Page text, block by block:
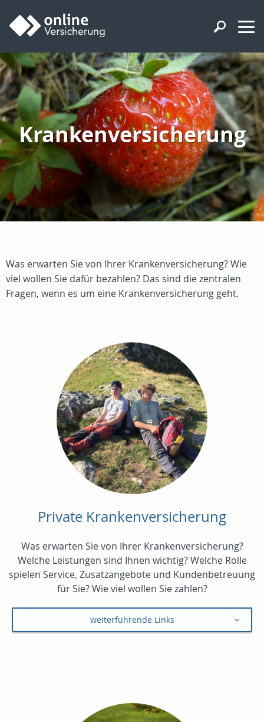
Krankenversicherung
Was erwarten Sie von Ihrer Krankenversicherung? Wie
viel wollen Sie dafür bezahlen? Das sind die zentralen
Fragen, wenn es um eine Krankenversicherung geht.
Private Krankenversicherung
Was erwarten Sie von Ihrer Krankenversicherung?
Welche Leistungen sind Ihnen wichtig? Welche Rolle
spielen Service, Zusatzangebote und Kundenbetreuung
für Sie? Wie viel wollen Sie zahlen?
weiterführende Links